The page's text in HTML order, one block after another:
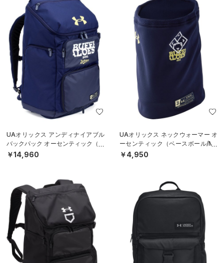
UAオリックス アンディナイアブル
バックパック オーセンティック（ベ
ースボール/MEN）
￥14,960
UAオリックス ネックウォーマー オ
ーセンティック（ベースボール/ME
N）
￥4,950